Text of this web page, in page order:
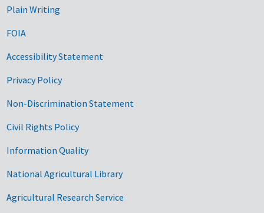
Plain Writing
FOIA
Accessibility Statement
Privacy Policy
Non-Discrimination Statement
Civil Rights Policy
Information Quality
National Agricultural Library
Agricultural Research Service